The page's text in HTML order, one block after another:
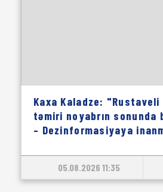
Kaxa Kaladze:
təmiri noyabrın sonunda
– Dezinformasiyaya
05.08.2026 11:35